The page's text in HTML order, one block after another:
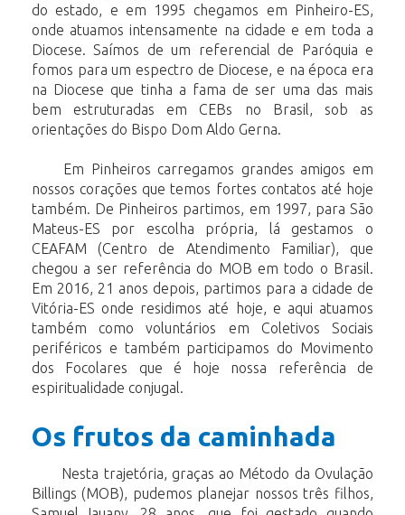
do estado, e em 1995 chegamos em Pinheiro-ES,
onde atuamos intensamente na cidade e em toda a
Diocese. Saímos de um referencial de Paróquia e
fomos para um espectro de Diocese, e na época era
na Diocese que tinha a fama de ser uma das mais
bem estruturadas em CEBs no Brasil, sob as
orientações do Bispo Dom Aldo Gerna.
Em Pinheiros carregamos grandes amigos em
nossos corações que temos fortes contatos até hoje
também. De Pinheiros partimos, em 1997, para São
Mateus-ES por escolha própria,
lá gestamos o
CEAFAM (Centro de Atendimento Familiar), que
chegou a ser referência do MOB em todo o Brasil.
Em 2016, 21 anos depois, partimos para a cidade de
Vitória-ES onde residimos até hoje, e aqui atuamos
também como voluntários em Coletivos Sociais
periféricos e também participamos do Movimento
dos Focolares que é hoje nossa referência de
espiritualidade conjugal.
Os frutos da caminhada
Nesta trajetória, graças ao Método da Ovulação
Billings (MOB), pudemos planejar nossos três filhos,